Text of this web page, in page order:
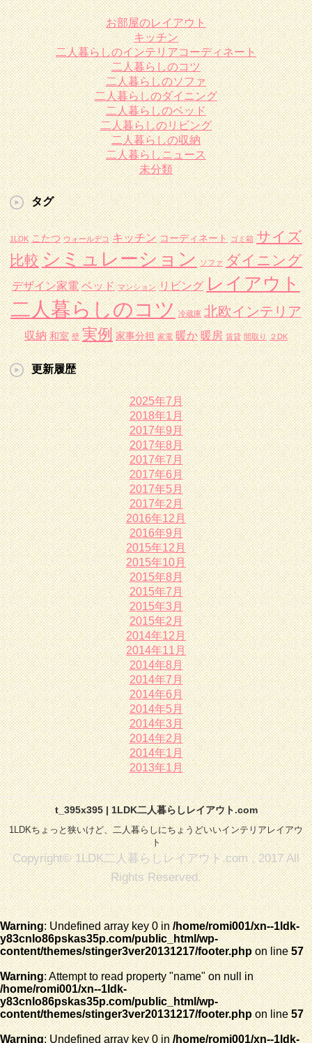
お部屋のレイアウト
キッチン
二人暮らしのインテリアコーディネート
二人暮らしのコツ
二人暮らしのソファ
二人暮らしのダイニング
二人暮らしのベッド
二人暮らしのリビング
二人暮らしの収納
二人暮らしニュース
未分類
タグ
1LDK こたつ ウォールデコ キッチン コーディネート ゴミ箱 サイズ
比較シミュレーション ソファ ダイニング
デザイン家電 ベッド マンション リビング レイアウト
二人暮らしのコツ 冷蔵庫 北欧インテリア
収納 和室 壁 実例 家事分担 家電 暖か 暖房 賃貸 間取り ２DK
更新履歴
2025年7月
2018年1月
2017年9月
2017年8月
2017年7月
2017年6月
2017年5月
2017年2月
2016年12月
2016年9月
2015年12月
2015年10月
2015年8月
2015年7月
2015年3月
2015年2月
2014年12月
2014年11月
2014年8月
2014年7月
2014年6月
2014年5月
2014年3月
2014年2月
2014年1月
2013年1月
t_395x395 | 1LDK二人暮らしレイアウト.com
1LDKちょっと狭いけど、二人暮らしにちょうどいいインテリアレイアウ
ト
Copyright© 1LDK二人暮らしレイアウト.com , 2017 All
Rights Reserved.
Warning: Undefined array key 0 in/home/romi001/xn--1ldk-
y83cnlo86pskas35p.com/public_html/wp-
content/themes/stinger3ver20131217/footer.phpon line57
Warning: Attempt to read property "name" on null in
/home/romi001/xn--1ldk-
y83cnlo86pskas35p.com/public_html/wp-
content/themes/stinger3ver20131217/footer.phpon line57
Warning: Undefined array key 0 in/home/romi001/xn--1ldk-